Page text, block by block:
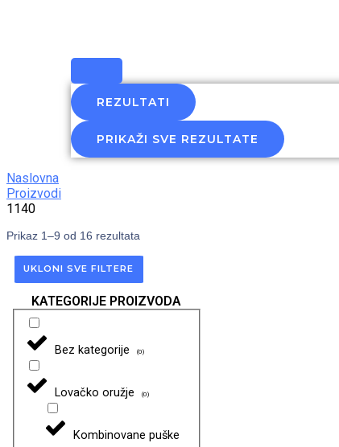
REZULTATI
PRIKAŽI SVE REZULTATE
Naslovna
Proizvodi
1140
Prikaz 1–9 od 16 rezultata
UKLONI SVE FILTERE
KATEGORIJE PROIZVODA
Bez kategorije (0)
Lovačko oružje (0)
Kombinovane puške